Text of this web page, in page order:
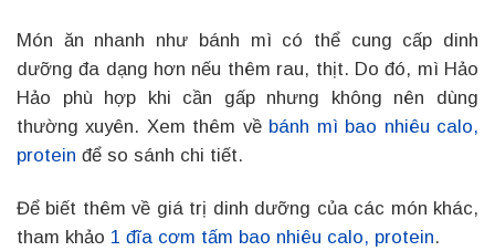
Món ăn nhanh như bánh mì có thể cung cấp dinh
dưỡng đa dạng hơn nếu thêm rau, thịt. Do đó, mì Hảo
Hảo phù hợp khi cần gấp nhưng không nên dùng
thường xuyên. Xem thêm về bánh mì bao nhiêu calo,
protein để so sánh chi tiết.
Để biết thêm về giá trị dinh dưỡng của các món khác,
tham khảo 1 đĩa cơm tấm bao nhiêu calo, protein.